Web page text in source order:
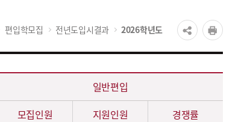
모의면접 신청하기
온라인 입학전형
안내 및 학과 소개
캠퍼스맵
찾아오시는길
편입학모집 전년도입시결과 2026학년도
일반편입
모집인원
지원인원 경쟁률